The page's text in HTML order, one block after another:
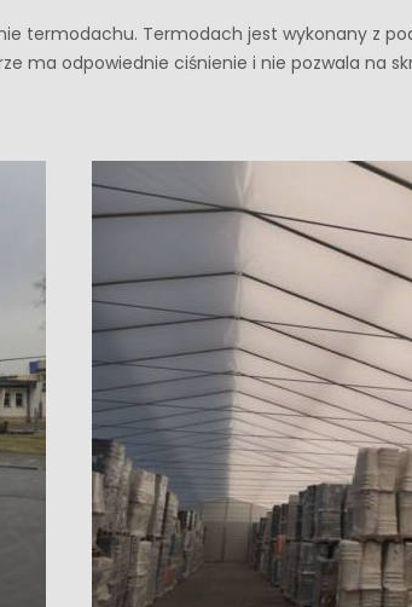
termodachu. Termodach jest wykonany z
ma odpowiednie ciśnienie i nie pozwala na